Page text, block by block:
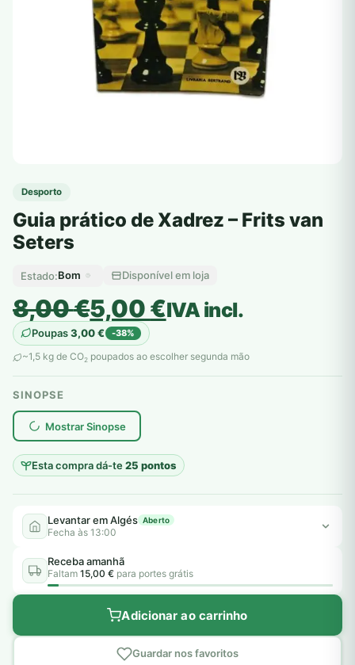
Desporto
Guia prático de Xadrez – Frits van
Seters
Estado:Bom Disponível em loja
8,00€
O
preço
original
era:
8,00 €.
5,00€
O
preço
atual
é:
5,00 €.
IVA incl.
Poupas3,00€ -38%
~1,5 kg de CO2 poupados ao escolher segunda mão
SINOPSE
Mostrar Sinopse
Esta compra dá-te25 pontos
plantar árvores reais
Levantar em Algés Aberto
Fecha às 13:00
Receba amanhã
Faltam 15,00 € para portes grátis
Adicionar ao carrinho
Guardar nos favoritos